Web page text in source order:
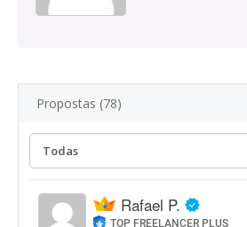
Propostas (78)
Rafael P.
TOP FREELANCER PLUS